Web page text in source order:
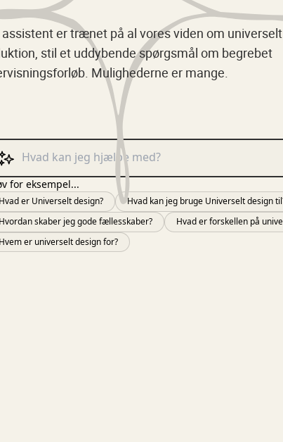
er trænet på al vores viden om universelt
stil et uddybende spørgsmål om begrebet
Mulighederne er mange.